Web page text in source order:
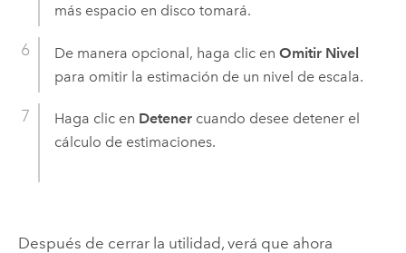
más espacio en disco tomará.
De manera opcional, haga clic en Omitir Nivel
para omitir la estimación de un nivel de escala.
Haga clic en Detenercuando desee detener el
cálculo de estimaciones.
Después de cerrar la utilidad, verá que ahora